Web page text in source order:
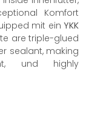
Komfort
mit ein YKK
are triple-glued
sealant, making
und highly